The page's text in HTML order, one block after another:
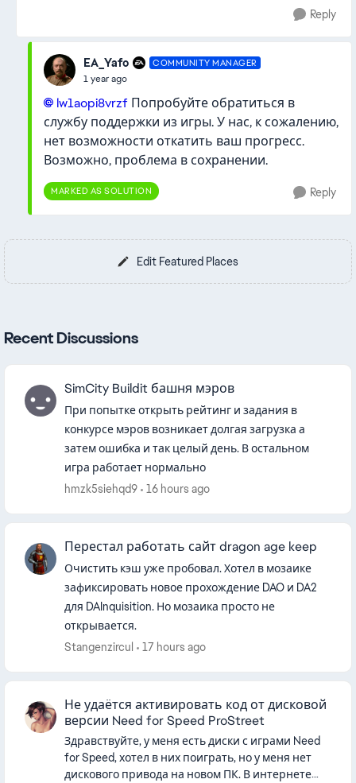
Reply
EA_Yafo COMMUNITY MANAGER
1 year ago
lw1aopi8vrzf​ Попробуйте обратиться в
службу поддержки из игры. У нас, к сожалению,
нет возможности откатить ваш прогресс.
Возможно, проблема в сохранении.
MARKED AS SOLUTION Reply
Edit Featured Places
Recent Discussions
SimCity Buildit башня мэров
При попытке открыть рейтинг и задания в
конкурсе мэров возникает долгая загрузка а
затем ошибка и так целый день. В остальном
игра работает нормально
hmzk5siehqd9
16 hours ago
Перестал работать сайт dragon age keep
Очистить кэш уже пробовал. Хотел в мозаике
зафиксировать новое прохождение DAO и DA2
для DAInquisition. Но мозаика просто не
открывается.
Stangenzircul
17 hours ago
Не удаётся активировать код от дисковой
версии Need for Speed ProStreet
Здравствуйте, у меня есть диски с играми Need
for Speed, хотел в них поиграть, но у меня нет
дискового привода на новом ПК. В интернете